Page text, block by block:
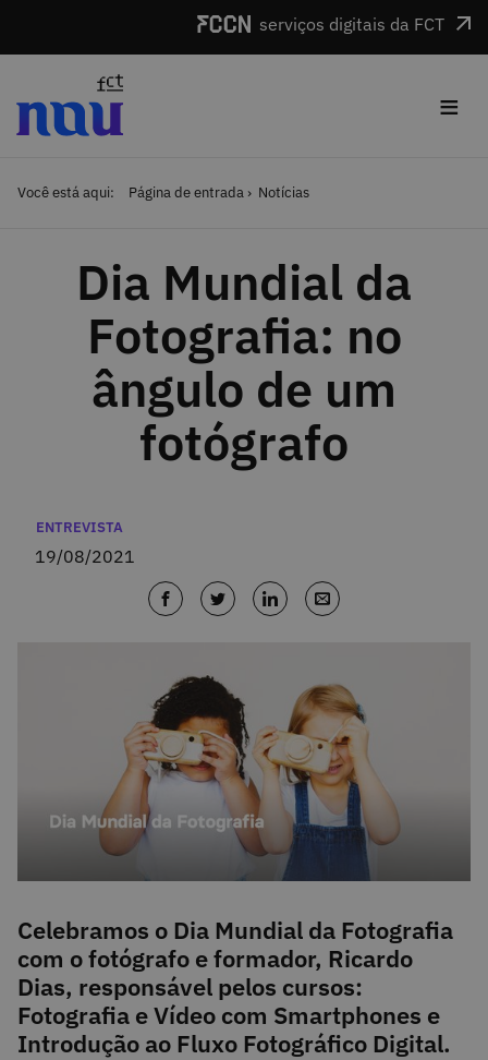
serviços digitais da FCT
≡
Você está aqui: Página de entrada Notícias
Dia Mundial da
Fotografia: no
ângulo de um
fotógrafo
Categorias
ENTREVISTA
19/08/2021
Celebramos o Dia Mundial da Fotografia
com o fotógrafo e formador, Ricardo
Dias, responsável pelos cursos:
Fotografia e Vídeo com Smartphones e
Introdução ao Fluxo Fotográfico Digital.